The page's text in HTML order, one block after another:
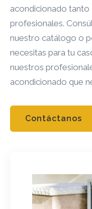
acondicionado
profesionales.
nuestro catálogo o
necesitas para tu
nuestros
acondicionado que
Contáctanos